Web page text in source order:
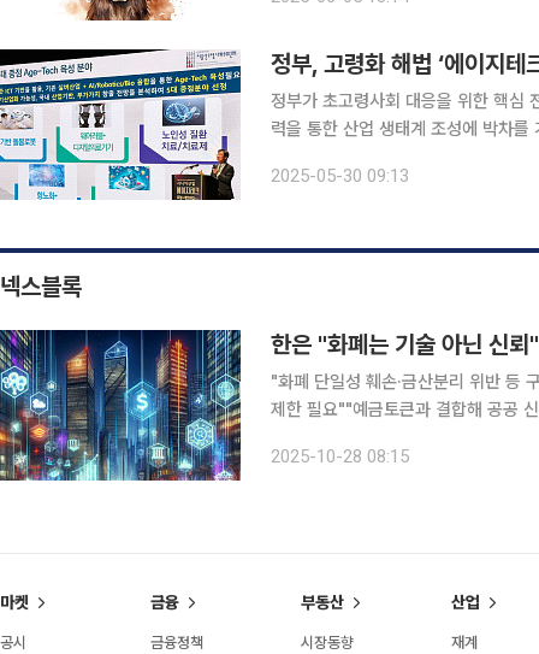
로마의 정치가 카
정부, 고령화 해법 ‘에이지
정부가 초고령사회 대응을 위한 핵
력을 통한 산업 생태계 조성에 박차
했다. 지난 29일 서울 코엑스에서 열
2025-05-30 09:13
넥스블록
한은 "화폐는 기술 아닌 신뢰"
"화폐 단일성 훼손·금산분리 위반 등
제한 필요""예금토큰과 결합해 공공
행’을 제시했다. 블록체인 기
2025-10-28 08:15
마켓
공시
금융
금융정책
부동산
시장동향
산업
재계